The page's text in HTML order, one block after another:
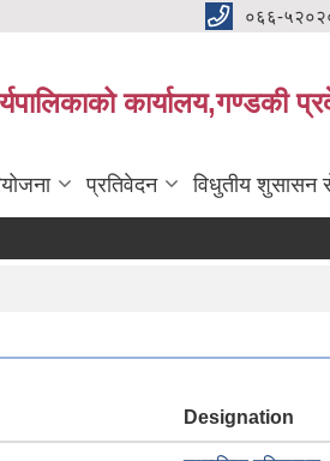
०६६-
कार्यालय,गण्डकी
प्रतिवेदन विधुतीय शुसासन
Designation